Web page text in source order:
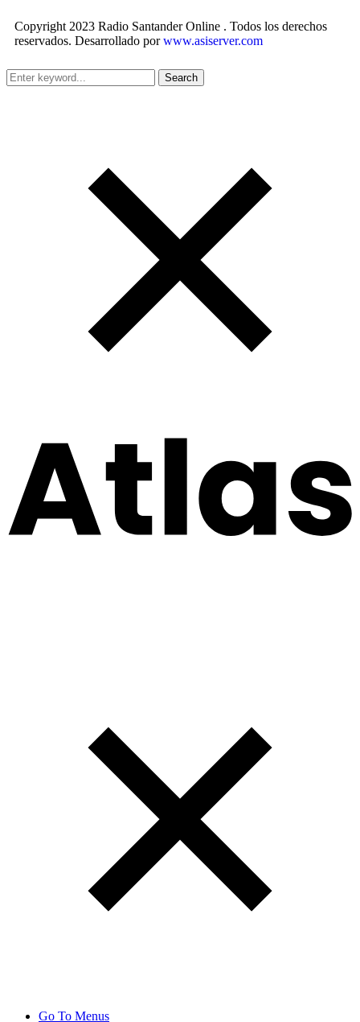
Copyright 2023 Radio Santander Online . Todos los derechos
reservados. Desarrollado porwww.asiserver.com
Search
Go To Menus